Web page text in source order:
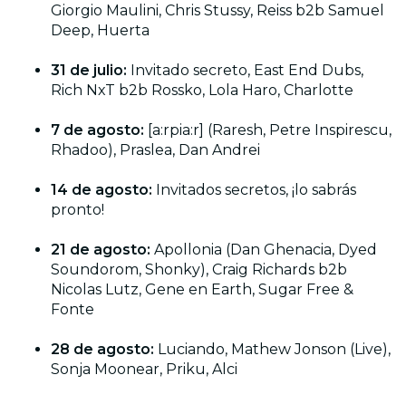
Giorgio Maulini, Chris Stussy, Reiss b2b Samuel
Deep, Huerta
31 de julio: Invitado secreto, East End Dubs,
Rich NxT b2b Rossko, Lola Haro, Charlotte
7 de agosto: [a:rpia:r] (Raresh, Petre Inspirescu,
Rhadoo), Praslea, Dan Andrei
14 de agosto: Invitados secretos, ¡lo sabrás
pronto!
21 de agosto: Apollonia (Dan Ghenacia, Dyed
Soundorom, Shonky), Craig Richards b2b
Nicolas Lutz, Gene en Earth, Sugar Free &
Fonte
28 de agosto: Luciando, Mathew Jonson (Live),
Sonja Moonear, Priku, Alci